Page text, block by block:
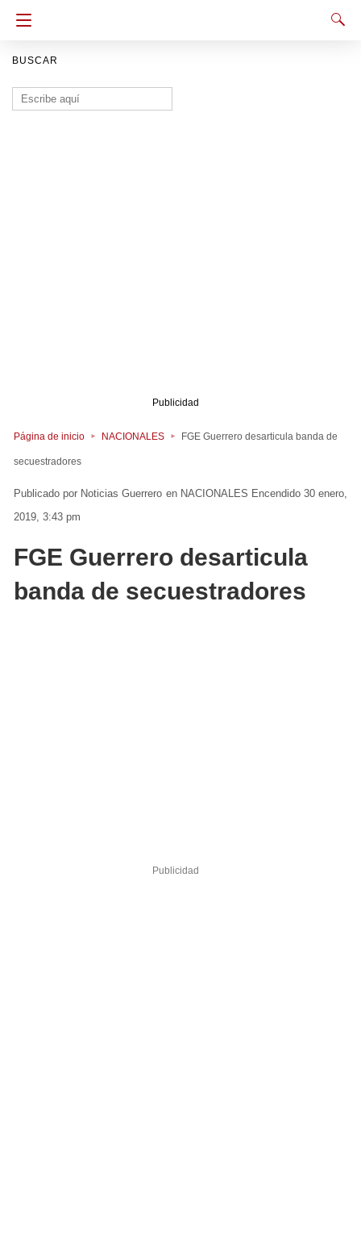
BUSCAR
Buscar:
Publicidad
Página de inicio NACIONALES FGE Guerrero desarticula banda de
secuestradores
Noticias Guerrero en NACIONALES Encendido 30 enero,
2019, 3:43 pm
FGE Guerrero desarticula
banda de secuestradores
Publicidad